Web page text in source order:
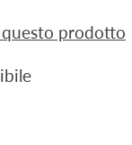
prodotto